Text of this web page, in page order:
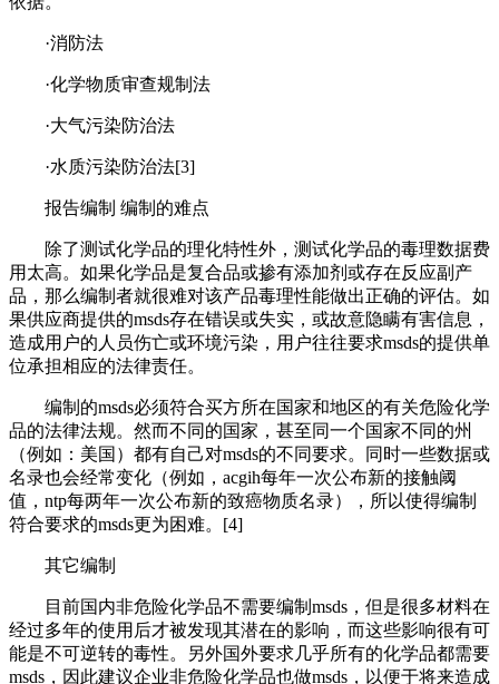
·消防法
·化学物质审查规制法
·大气污染防治法
·水质污染防治法[3]
报告编制 编制的难点
除了测试化学品的理化特性外，测试化学品的毒理数据费
用太高。如果化学品是复合品或掺有添加剂或存在反应副产
品，那么编制者就很难对该产品毒理性能做出正确的评估。如
果供应商提供的msds存在错误或失实，或故意隐瞒有害信息，
造成用户的人员伤亡或环境污染，用户往往要求msds的提供单
位承担相应的法律责任。
编制的msds必须符合买方所在国家和地区的有关危险化学
品的法律法规。然而不同的国家，甚至同一个国家不同的州
（例如：美国）都有自己对msds的不同要求。同时一些数据或
名录也会经常变化（例如，acgih每年一次公布新的接触阈
值，ntp每两年一次公布新的致癌物质名录），所以使得编制
符合要求的msds更为困难。[4]
其它编制
目前国内非危险化学品不需要编制msds，但是很多材料在
经过多年的使用后才被发现其潜在的影响，而这些影响很有可
能是不可逆转的毒性。另外国外要求几乎所有的化学品都需要
msds，因此建议企业非危险化学品也做msds，以便于将来造成